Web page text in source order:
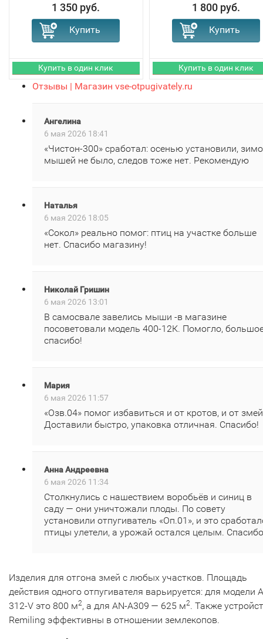
1 350 руб. 1 800 руб.
Отзывы | Магазин vse-otpugivately.ru
Ангелина
6 мая 2026 18:41
«Чистон‑300» сработал: осенью установили,
мышей не было, следов тоже нет. Рекомендую
Наталья
6 мая 2026 18:05
«Сокол» реально помог: птиц на участке больше
нет. Спасибо магазину!
Николай Гришин
6 мая 2026 13:01
В самосвале завелись мыши -в магазине
посоветовали модель 400‑12К. Помогло,
спасибо!
Мария
6 мая 2026 11:57
«Озв.04» помог избавиться и от кротов, и от
Доставили быстро, упаковка отличная. Спасибо!
Анна Андреевна
6 мая 2026 11:34
Столкнулись с нашествием воробьёв и синиц в
саду — они уничтожали плоды. По совету
установили отпугиватель «Оп.01», и это
птицы улетели, а урожай остался целым.
Изделия для отгона змей с любых участков. Площадь
действия одного отпугивателя варьируется: для модели
312-V это 800 м2, а для AN-A309 — 625 м2. Также
Remiling эффективны в отношении землекопов.